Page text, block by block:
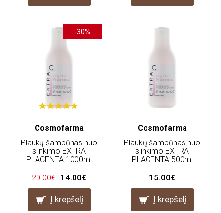
-30%
Cosmofarma
Plaukų šampūnas nuo
slinkimo EXTRA
PLACENTA 1000ml
20.00€ 14.00€
Į krepšelį
Cosmofarma
Plaukų šampūnas nuo
slinkimo EXTRA
PLACENTA 500ml
15.00€
Į krepšelį